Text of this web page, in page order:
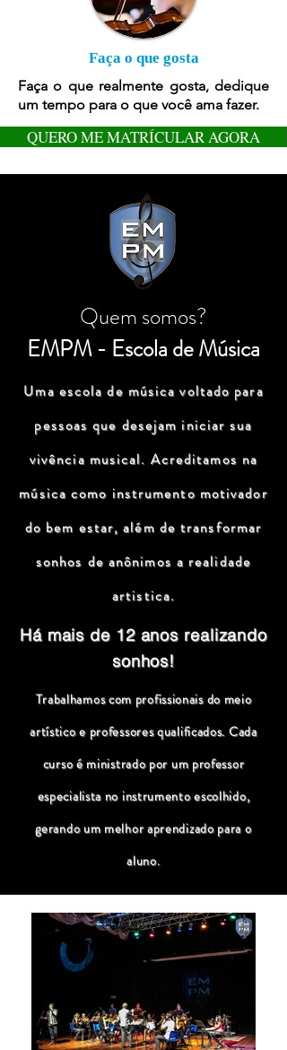
Faça o que gosta
Faça o que realmente gosta, dedique
um tempo para o que você ama fazer.
QUERO ME MATRÍCULAR AGORA
Quem somos?
EMPM - Escola de Música
Uma escola de música voltado para
pessoas que desejam iniciar sua
vivência musical. Acreditamos na
música como instrumento motivador
do bem estar, além de transformar
sonhos de anônimos a realidade
artistica.
Há mais de 12 anos realizando
sonhos!
Trabalhamos com profissionais do meio
artístico e professores qualificados. Cada
curso é ministrado por um professor
especialista no instrumento escolhido,
gerando um melhor aprendizado para o
aluno.